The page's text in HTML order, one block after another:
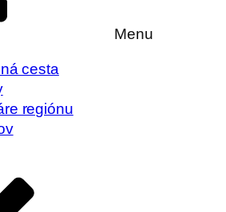
Menu
cesta
regiónu